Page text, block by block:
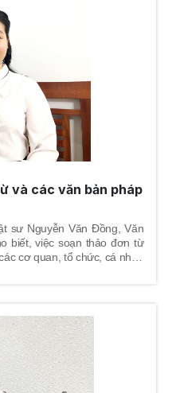
đồng cần phải quy định rõ
chế tới mức thấp nhất các
tranh chấp về sau; đặc biệt
và các văn bản pháp
sư Nguyễn Văn Đồng, Văn
biết, việc soạn thảo đơn từ
cơ quan, tổ chức, cá nhân
viết đơn.